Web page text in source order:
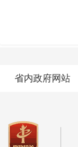
省内政府网站